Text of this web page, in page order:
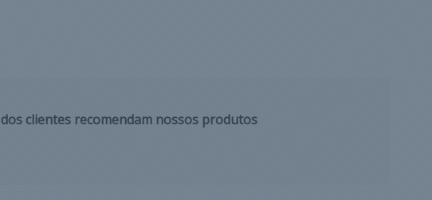
dos clientes recomendam nossos produtos